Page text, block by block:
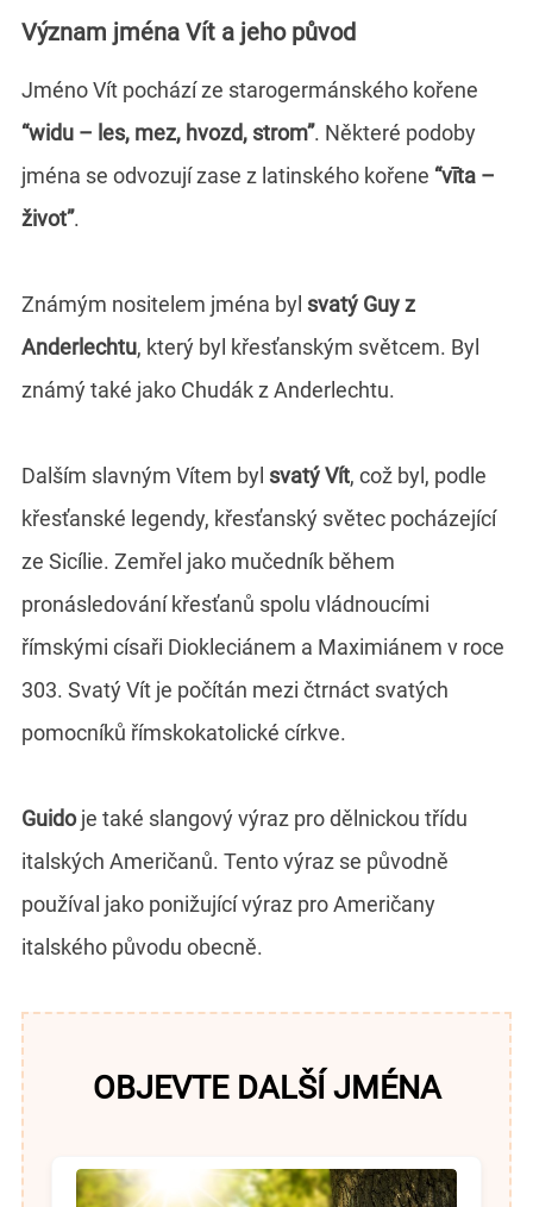
Význam jména Vít a jeho původ
Jméno Vít pochází ze starogermánského kořene
“widu – les, mez, hvozd, strom”. Některé podoby
jména se odvozují zase z latinského kořene “vīta –
život”.
Známým nositelem jména byl svatý Guy z
Anderlechtu, který byl křesťanským světcem. Byl
známý také jako Chudák z Anderlechtu.
Dalším slavným Vítem byl svatý Vít, což byl, podle
křesťanské legendy, křesťanský světec pocházející
ze Sicílie. Zemřel jako mučedník během
pronásledování křesťanů spolu vládnoucími
římskými císaři Diokleciánem a Maximiánem v roce
303. Svatý Vít je počítán mezi čtrnáct svatých
pomocníků římskokatolické církve.
Guidoje také slangový výraz pro dělnickou třídu
italských Američanů. Tento výraz se původně
používal jako ponižující výraz pro Američany
italského původu obecně.
OBJEVTE DALŠÍ JMÉNA